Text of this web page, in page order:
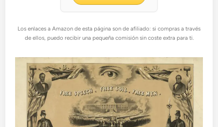
Los enlaces a Amazon de esta página son de afiliado: si compras a través
de ellos, puedo recibir una pequeña comisión sin coste extra para ti.